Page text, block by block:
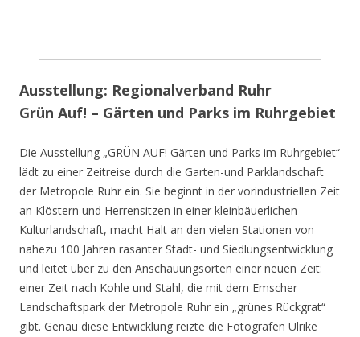
Ausstellung: Regionalverband Ruhr
Grün Auf! – Gärten und Parks im Ruhrgebiet
Die Ausstellung „GRÜN AUF! Gärten und Parks im Ruhrgebiet“
lädt zu einer Zeitreise durch die Garten-und Parklandschaft
der Metropole Ruhr ein. Sie beginnt in der vorindustriellen Zeit
an Klöstern und Herrensitzen in einer kleinbäuerlichen
Kulturlandschaft, macht Halt an den vielen Stationen von
nahezu 100 Jahren rasanter Stadt- und Siedlungsentwicklung
und leitet über zu den Anschauungsorten einer neuen Zeit:
einer Zeit nach Kohle und Stahl, die mit dem Emscher
Landschaftspark der Metropole Ruhr ein „grünes Rückgrat“
gibt. Genau diese Entwicklung reizte die Fotografen Ulrike